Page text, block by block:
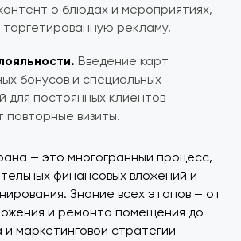
о блюдах и мероприятиях,
таргетированную рекламу.
Введение карт
бонусов и специальных
для постоянных клиентов
повторные визиты.
— это многогранный процесс,
финансовых вложений и
Знание всех этапов — от
и ремонта помещения до
маркетинговой стратегии —